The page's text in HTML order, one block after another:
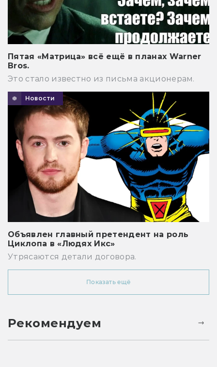
Пятая «Матрица» всё ещё в планах Warner
Bros.
Это стало известно из письма акционерам.
Новости
Объявлен главный претендент на роль
Циклопа в «Людях Икс»
Утрясаются детали договора.
Показать ещё
Рекомендуем